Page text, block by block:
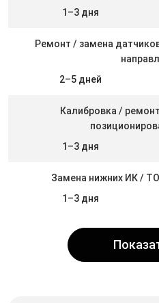
1–3 дня
Ремонт / замена
2–5 дней
Калибровка /
1–3 дня
Замена нижних ИК /
1–3 дня